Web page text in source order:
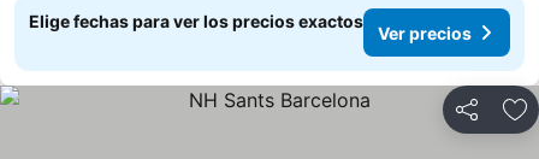
Elige fechas para ver los precios exactos
Ver precios
Compartir